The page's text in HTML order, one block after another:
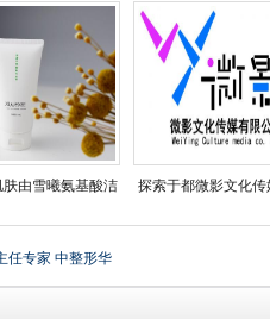
肤由雪曦氨基酸洁 探索于都微影文化传
任专家 中整形华